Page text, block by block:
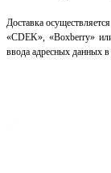
Доставка
«CDEK», «Boxberry»
ввода адресных данных